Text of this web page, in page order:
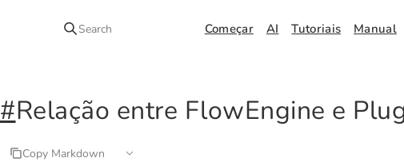
Search Começar AI Tutoriais Manual
#Relação entre FlowEngine e
Copy Markdown